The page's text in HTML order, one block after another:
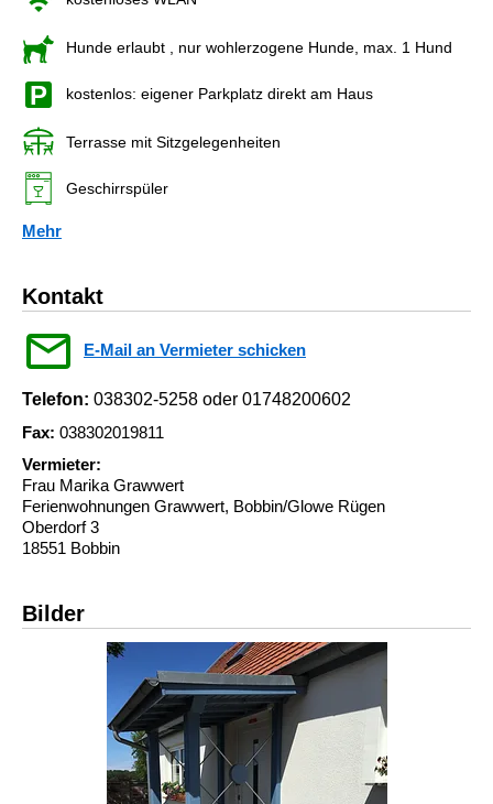
Hunde erlaubt , nur wohlerzogene Hunde, max. 1 Hund
kostenlos: eigener Parkplatz direkt am Haus
Terrasse mit Sitzgelegenheiten
Geschirrspüler
Mehr
Kontakt
E-Mail an Vermieter schicken
Telefon: 038302-5258 oder 01748200602
Fax: 038302019811
Vermieter:
Frau Marika Grawwert
Ferienwohnungen Grawwert, Bobbin/Glowe Rügen
Oberdorf 3
18551 Bobbin
Bilder